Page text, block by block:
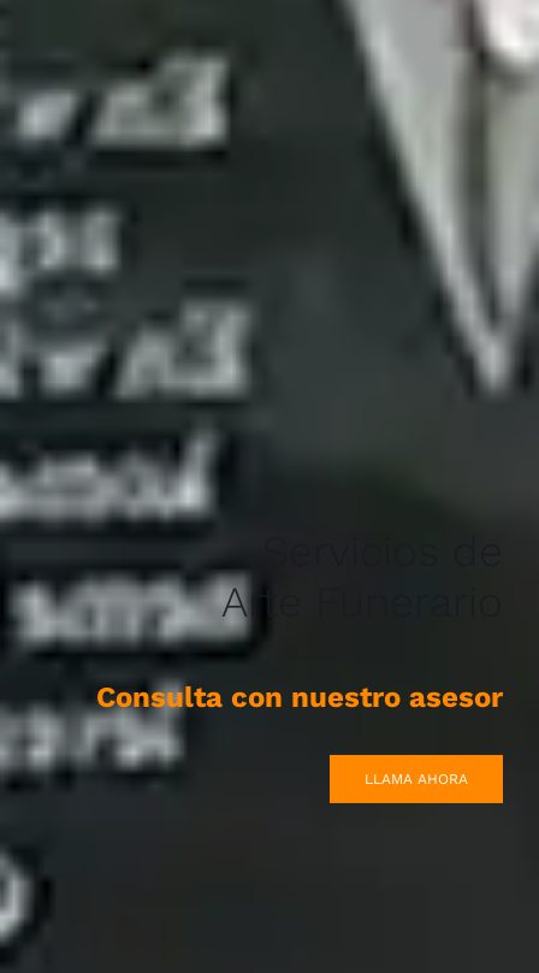
Arte Funerario
Consulta con nuestro asesor
LLAMA AHORA